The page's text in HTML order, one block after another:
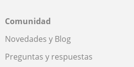
Comunidad
Novedades y Blog
Preguntas y respuestas